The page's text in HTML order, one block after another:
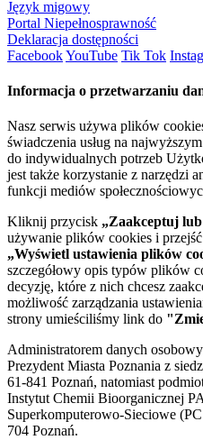
Język migowy
Portal Niepełnosprawność
Deklaracja dostępności
FacebookYouTube Tik Tok
Informacja o przetwarzaniu
Nasz serwis używa plików
świadczenia usług na
do indywidualnych potrzeb
jest także korzystanie z narzędzi
funkcji mediów
Kliknij przycisk „Zaakceptuj
używanie plików cookies i
„Wyświetl ustawienia plików
szczegółowy opis typów plików
decyzję, które z nich chcesz
możliwość zarządzania
strony umieściliśmy link do
Administratorem danych
Prezydent Miasta Poznania z
61-841 Poznań, natomiast
Instytut Chemii Bioorganicznej
Superkomputerowo-Sieciowe
704 Poznań.